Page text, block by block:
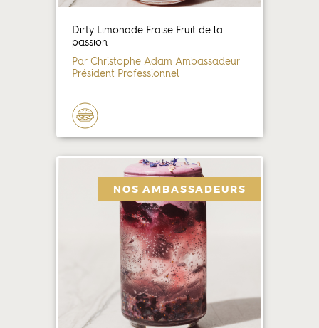
Dirty Limonade Fraise Fruit de la
passion
Par Christophe Adam Ambassadeur
Président Professionnel
NOS AMBASSADEURS